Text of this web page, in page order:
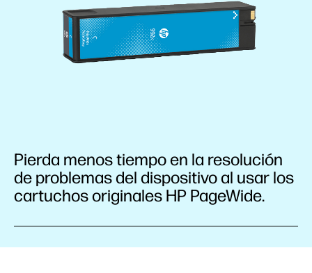
Pierda menos tiempo en la resolución
de problemas del dispositivo al usar los
cartuchos originales HP PageWide.